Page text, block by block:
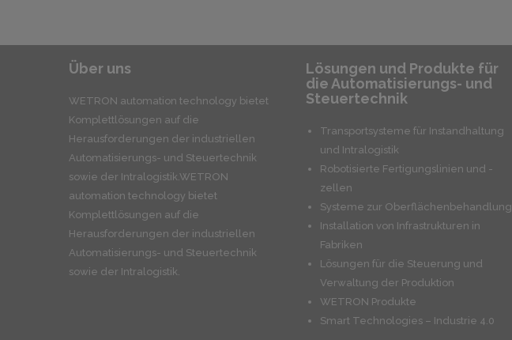
Über uns
WETRON automation technology bietet
Komplettlösungen auf die
Herausforderungen der industriellen
Automatisierungs- und Steuertechnik
sowie der Intralogistik.WETRON
automation technology bietet
Komplettlösungen auf die
Herausforderungen der industriellen
Automatisierungs- und Steuertechnik
sowie der Intralogistik.
Lösungen und Produkte für
die Automatisierungs- und
Steuertechnik
Transportsysteme für Instandhaltung
und Intralogistik
Robotisierte Fertigungslinien und -
zellen
Systeme zur Oberflächenbehandlung
Installation von Infrastrukturen in
Fabriken
Lösungen für die Steuerung und
Verwaltung der Produktion
WETRON Produkte
Smart Technologies – Industrie 4.0